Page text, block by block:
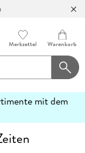
Merkzettel Warenkorb
mit dem